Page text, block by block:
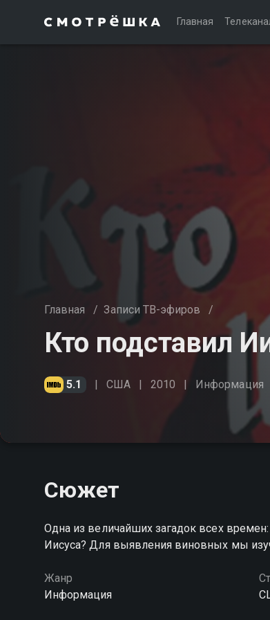
Главная
Главная / Записи ТВ-эфиров /
Кто подставил
5.1 США 2010 Информация
Сюжет
Одна из величайших загадок всех времен:
Иисуса? Для выявления виновных мы
Жанр
Информация